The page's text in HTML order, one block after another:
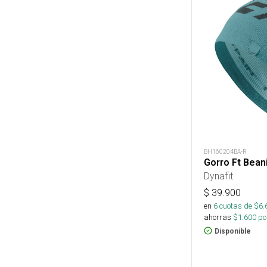
BH160204BA-R
Gorro Ft
Dynafit
$ 39.900
en 6cuotas de $
ahorras $1.600
Disponible